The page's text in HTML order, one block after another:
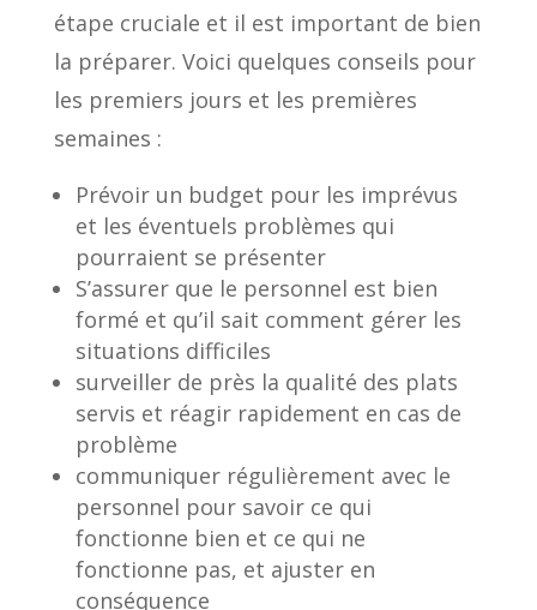
étape cruciale et il est important de bien
la préparer. Voici quelques conseils pour
les premiers jours et les premières
semaines :
Prévoir un budget pour les imprévus
et les éventuels problèmes qui
pourraient se présenter
S’assurer que le personnel est bien
formé et qu’il sait comment gérer les
situations difficiles
surveiller de près la qualité des plats
servis et réagir rapidement en cas de
problème
communiquer régulièrement avec le
personnel pour savoir ce qui
fonctionne bien et ce qui ne
fonctionne pas, et ajuster en
conséquence